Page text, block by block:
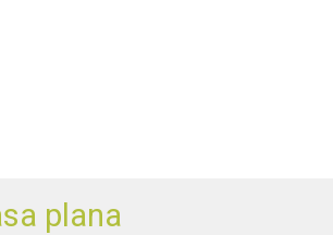
plana